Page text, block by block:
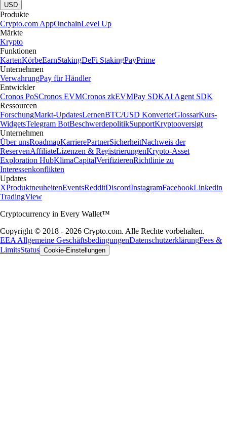
USD
Produkte
Crypto.com AppOnchainLevel Up
Märkte
Krypto
Funktionen
KartenKörbeEarnStakingDeFi StakingPayPrime
Unternehmen
VerwahrungPay für Händler
Entwickler
Cronos PoSCronos EVMCronos zkEVMPay SDKAI Agent SDK
Ressourcen
ForschungMarkt-UpdatesLernenBTC/USD KonverterGlossarKurs-
WidgetsTelegram BotBeschwerdepolitikSupportKryptooversigt
Unternehmen
Über unsRoadmapKarrierePartnerSicherheitNachweis der
ReservenAffiliateLizenzen & RegistrierungenKrypto-Asset
Exploration HubKlimaCapitalVerifizierenRichtlinie zu
Interessenkonflikten
Updates
XProduktneuheitenEventsRedditDiscordInstagramFacebookLinkedin
TradingView
Cryptocurrency in Every Wallet™
Copyright © 2018 - 2026 Crypto.com. Alle Rechte vorbehalten.
EEA Allgemeine GeschäftsbedingungenDatenschutzerklärungFees &
LimitsStatus Cookie-Einstellungen